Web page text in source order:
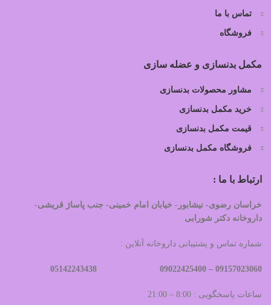
تماس با ما
فروشگاه
مکمل بدنسازی و عضله سازی
مشاور محصولات بدنسازی
خرید مکمل بدنسازی
قیمت مکمل بدنسازی
فروشگاه مکمل بدنسازی
ارتباط با ما :
خراسان رضوی- نیشابور- خیابان امام خمینی- جنب پاساژ قریشی-
داروخانه دکتر شورابی
شماره تماس و پشتیبانی داروخانه آنلاین :
09157023060 –
ساعات پاسخگویی : 8:00 – 21:00